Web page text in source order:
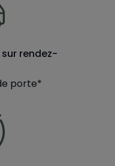
rendez-
porte*